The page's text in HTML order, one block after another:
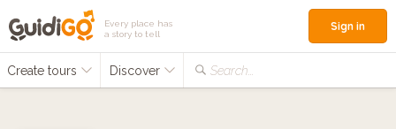
Every place has
a story to tell
Create tours Discover Search...
Sign in